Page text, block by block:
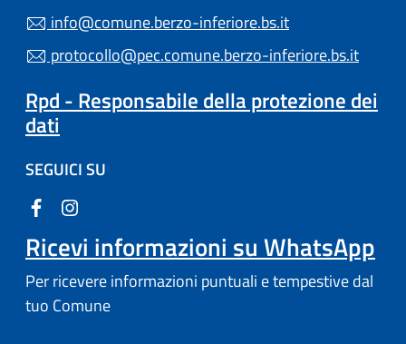
info@comune.berzo-inferiore.bs.it
protocollo@pec.comune.berzo-inferiore.bs.it
Rpd - Responsabile della protezione dei
dati
SEGUICI SU
Ricevi informazioni su WhatsApp
Per ricevere informazioni puntuali e tempestive dal
tuo Comune